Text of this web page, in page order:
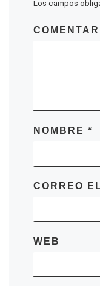
Los campos
NOMBRE *
CORREO
WEB